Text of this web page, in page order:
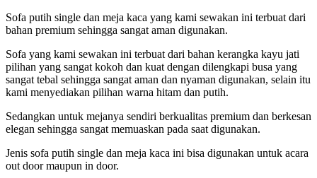
Sofa putih single dan meja kaca yang kami sewakan ini terbuat dari
bahan premium sehingga sangat aman digunakan.
Sofa yang kami sewakan ini terbuat dari bahan kerangka kayu jati
pilihan yang sangat kokoh dan kuat dengan dilengkapi busa yang
sangat tebal sehingga sangat aman dan nyaman digunakan, selain itu
kami menyediakan pilihan warna hitam dan putih.
Sedangkan untuk mejanya sendiri berkualitas premium dan berkesan
elegan sehingga sangat memuaskan pada saat digunakan.
Jenis sofa putih single dan meja kaca ini bisa digunakan untuk acara
out door maupun in door.